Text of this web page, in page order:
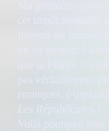
pas véritablement
erratiques.
Les Républicains.)
Voilà pourquoi tous